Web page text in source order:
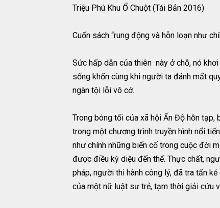
Triệu Phú Khu Ổ Chuột (Tái Bản 2016)
Cuốn sách “rung động và hỗn loạn như
Sức hấp dẫn của thiên này ở chỗ, nó
sống khốn cùng khi người ta đánh mất
ngàn tội lỗi vô cớ.
Trong bóng tối của xã hội Ấn Độ hỗn tạp,
trong một chương trình truyền hình nổi
như chính những biến cố trong cuộc đời
được điều kỳ diệu đến thế. Thực chất,
pháp, người thi hành công lý, đã tra tấn
của một nữ luật sư trẻ, tạm thời giải cứu